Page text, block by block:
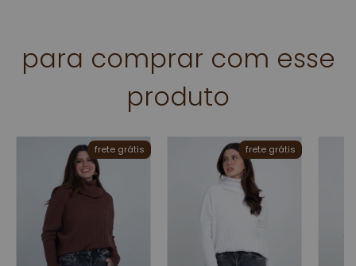
para comprar com esse
produto
frete grátis frete grátis